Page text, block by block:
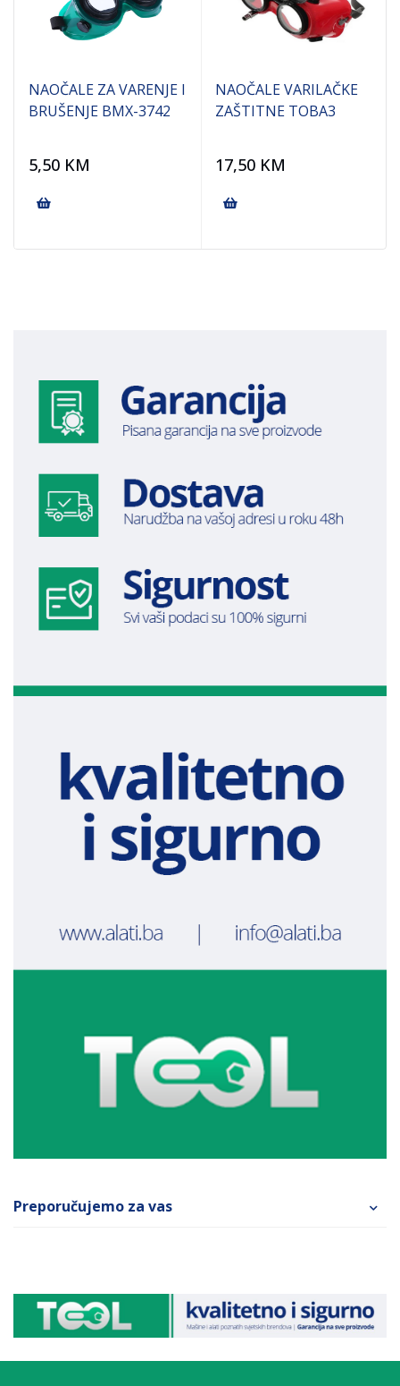
NAOČALE ZA VARENJE I
BRUŠENJE BMX-3742
5,50 KM
NAOČALE VARILAČKE
ZAŠTITNE TOBA3
17,50 KM
Preporučujemo za vas